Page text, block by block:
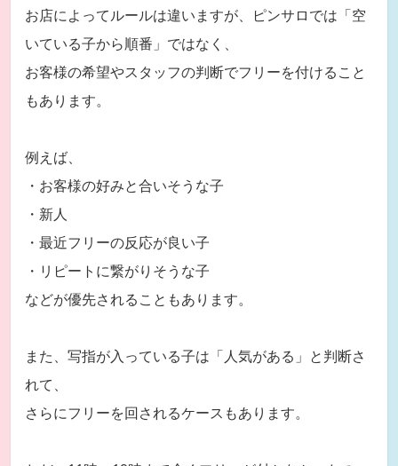
お店によってルールは違いますが、ピンサロでは「空
いている子から順番」ではなく、
お客様の希望やスタッフの判断でフリーを付けること
もあります。
例えば、
・お客様の好みと合いそうな子
・新人
・最近フリーの反応が良い子
・リピートに繋がりそうな子
などが優先されることもあります。
また、写指が入っている子は「人気がある」と判断さ
れて、
さらにフリーを回されるケースもあります。